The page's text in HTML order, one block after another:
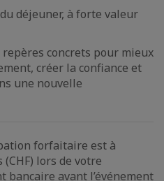
déjeuner, à forte valeur
concrets pour mieux
créer la confiance et
une nouvelle
forfaitaire est à
lors de votre
avant l’événement